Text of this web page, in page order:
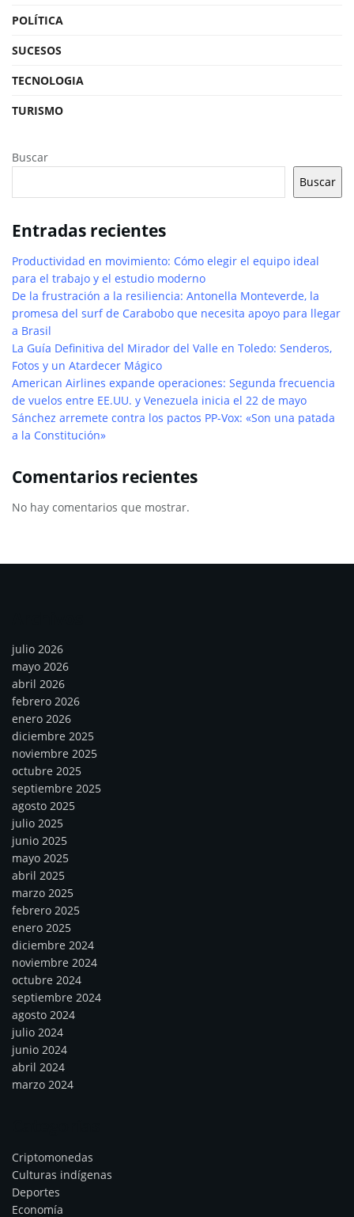
POLÍTICA
SUCESOS
TECNOLOGIA
TURISMO
Buscar
Buscar
Entradas recientes
Productividad en movimiento: Cómo elegir el equipo ideal
para el trabajo y el estudio moderno
De la frustración a la resiliencia: Antonella Monteverde, la
promesa del surf de Carabobo que necesita apoyo para llegar
a Brasil
La Guía Definitiva del Mirador del Valle en Toledo: Senderos,
Fotos y un Atardecer Mágico
American Airlines expande operaciones: Segunda frecuencia
de vuelos entre EE.UU. y Venezuela inicia el 22 de mayo
Sánchez arremete contra los pactos PP-Vox: «Son una patada
a la Constitución»
Comentarios recientes
No hay comentarios que mostrar.
julio 2026
mayo 2026
abril 2026
febrero 2026
enero 2026
diciembre 2025
noviembre 2025
octubre 2025
septiembre 2025
agosto 2025
julio 2025
junio 2025
mayo 2025
abril 2025
marzo 2025
febrero 2025
enero 2025
diciembre 2024
noviembre 2024
octubre 2024
septiembre 2024
agosto 2024
julio 2024
junio 2024
abril 2024
marzo 2024
Criptomonedas
Culturas indígenas
Deportes
Economía